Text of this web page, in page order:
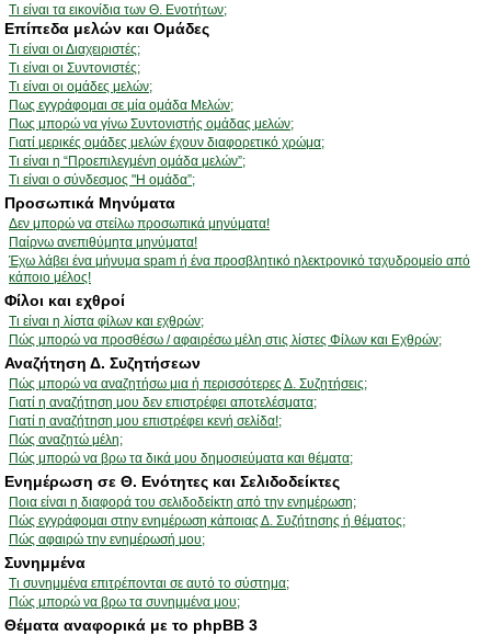
Τι είναι τα εικονίδια των Θ. Ενοτήτων;
Επίπεδα μελών και Ομάδες
Τι είναι οι Διαχειριστές;
Τι είναι οι Συντονιστές;
Τι είναι οι ομάδες μελών;
Πως εγγράφομαι σε μία ομάδα Μελών;
Πως μπορώ να γίνω Συντονιστής ομάδας μελών;
Γιατί μερικές ομάδες μελών έχουν διαφορετικό χρώμα;
Τι είναι η “Προεπιλεγμένη ομάδα μελών”;
Τι είναι ο σύνδεσμος "Η ομάδα”;
Προσωπικά Μηνύματα
Δεν μπορώ να στείλω προσωπικά μηνύματα!
Παίρνω ανεπιθύμητα μηνύματα!
Έχω λάβει ένα μήνυμα spam ή ένα προσβλητικό ηλεκτρονικό ταχυδρομείο από
κάποιο μέλος!
Φίλοι και εχθροί
Τι είναι η λίστα φίλων και εχθρών;
Πώς μπορώ να προσθέσω / αφαιρέσω μέλη στις λίστες Φίλων και Εχθρών;
Αναζήτηση Δ. Συζητήσεων
Πώς μπορώ να αναζητήσω μια ή περισσότερες Δ. Συζητήσεις;
Γιατί η αναζήτηση μου δεν επιστρέφει αποτελέσματα;
Γιατί η αναζήτηση μου επιστρέφει κενή σελίδα!;
Πώς αναζητώ μέλη;
Πώς μπορώ να βρω τα δικά μου δημοσιεύματα και θέματα;
Ενημέρωση σε Θ. Ενότητες και Σελιδοδείκτες
Ποια είναι η διαφορά του σελιδοδείκτη από την ενημέρωση;
Πώς εγγράφομαι στην ενημέρωση κάποιας Δ. Συζήτησης ή θέματος;
Πώς αφαιρώ την ενημέρωσή μου;
Συνημμένα
Τι συνημμένα επιτρέπονται σε αυτό το σύστημα;
Πώς μπορώ να βρω τα συνημμένα μου;
Θέματα αναφορικά με το phpBB 3